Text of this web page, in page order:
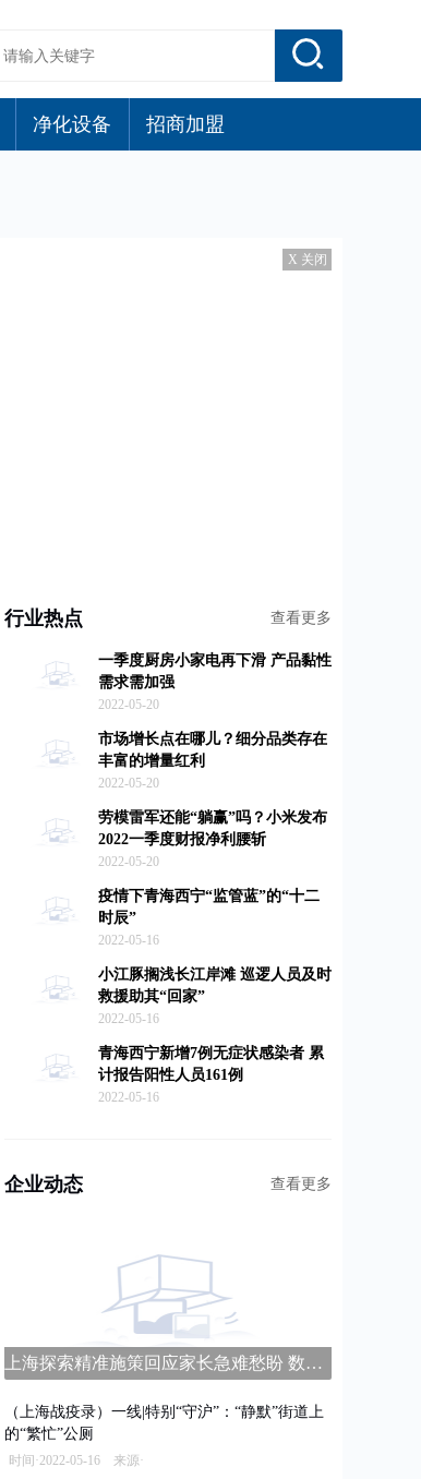
净化设备 招商加盟
X 关闭
行业热点 查看更多
一季度厨房小家电再下滑 产品黏性
需求需加强
2022-05-20
市场增长点在哪儿？细分品类存在
丰富的增量红利
2022-05-20
劳模雷军还能“躺赢”吗？小米发布
2022一季度财报净利腰斩
2022-05-20
疫情下青海西宁“监管蓝”的“十二
时辰”
2022-05-16
小江豚搁浅长江岸滩 巡逻人员及时
救援助其“回家”
2022-05-16
青海西宁新增7例无症状感染者 累
计报告阳性人员161例
2022-05-16
企业动态 查看更多
上海探索精准施策回应家长急难愁盼 数字家长学校平台上线
（上海战疫录）一线|特别“守沪”：“静默”街道上
的“繁忙”公厕
时间·2022-05-16 来源·